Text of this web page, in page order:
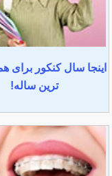
اینجا سال کنکور برای
ترین ساله!